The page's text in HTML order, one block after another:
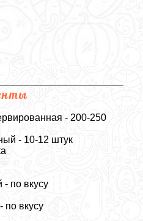
- 200-250
- 10-12 штук
- по вкусу
вкусу